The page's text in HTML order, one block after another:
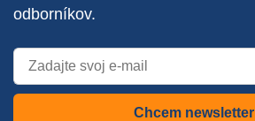
odborníkov.
Chcem newsletter